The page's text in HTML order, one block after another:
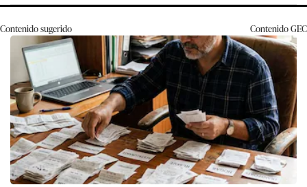
Contenido sugerido ContenidoGEC